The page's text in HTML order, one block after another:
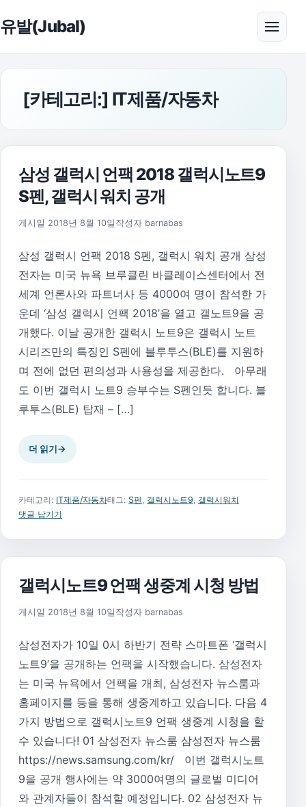
유발(Jubal) 메뉴
[카테고리:] IT제품/자동차
삼성 갤럭시 언팩 2018 갤럭시노트9
S펜, 갤럭시 워치 공개
게시일 2018년 8월 10일 2018년 8월 30일
작성자 barnabas
삼성 갤럭시 언팩 2018 S펜, 갤럭시 워치 공개 삼성
전자는 미국 뉴욕 브루클린 바클레이스센터에서 전
세계 언론사와 파트너사 등 4000여 명이 참석한 가
운데 ‘삼성 갤럭시 언팩 2018’을 열고 갤노트9을 공
개했다. 이날 공개한 갤럭시 노트9은 갤럭시 노트
시리즈만의 특징인 S펜에 블루투스(BLE)를 지원하
며 전에 없던 편의성과 사용성을 제공한다. 아무래
도 이번 갤럭시 노트9 승부수는 S펜인듯 합니다. 블
루투스(BLE) 탑재 – […]
더 읽기→
카테고리: IT제품/자동차태그: S펜, 갤럭시노트9, 갤럭시워치
댓글 남기기
갤럭시노트9 언팩 생중계 시청 방법
게시일 2018년 8월 10일 2018년 8월 30일
작성자 barnabas
삼성전자가 10일 0시 하반기 전략 스마트폰 ‘갤럭시
노트9’을 공개하는 언팩을 시작했습니다. 삼성전자
는 미국 뉴욕에서 언팩을 개최, 삼성전자 뉴스룸과
홈페이지를 등을 통해 생중계하고 있습니다. 다음 4
가지 방법으로 갤럭시노트9 언팩 생중계 시청을 할
수 있습니다! 01 삼성전자 뉴스룸 삼성전자 뉴스룸
https://news.samsung.com/kr/ 이번 갤럭시노트
9을 공개 행사에는 약 3000여명의 글로벌 미디어
와 관계자들이 참석할 예정입니다. 02 삼성전자 뉴